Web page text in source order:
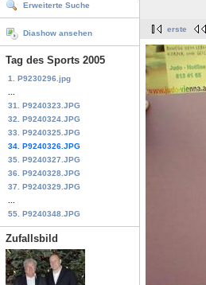
Erweiterte Suche
Diashow ansehen
Tag des Sports 2005
1. P9230296.jpg
31. P9240323.JPG
32. P9240324.JPG
33. P9240325.JPG
34. P9240326.JPG
35. P9240327.JPG
36. P9240328.JPG
37. P9240329.JPG
55. P9240348.JPG
Zufallsbild
erste